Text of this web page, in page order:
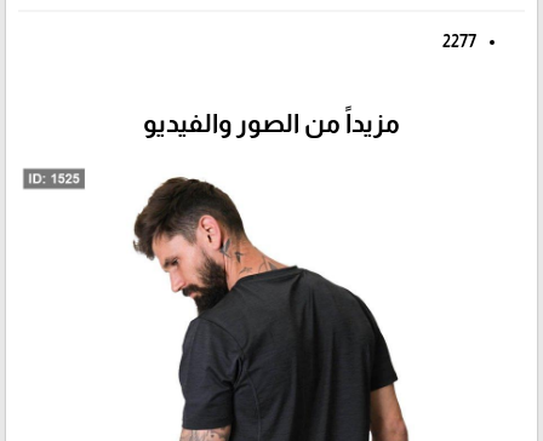
2277
مزيداً من الصور والفيديو